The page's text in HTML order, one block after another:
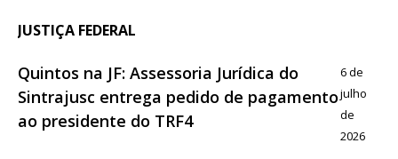
JUSTIÇA FEDERAL
Quintos na JF: Assessoria Jurídica do
Sintrajusc entrega pedido de pagamento
ao presidente do TRF4
6 de
julho
de
2026